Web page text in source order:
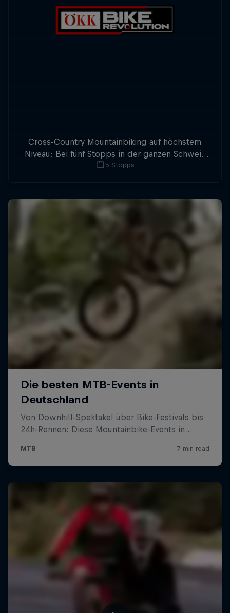
Cross-Country Mountainbiking auf höchstem
Niveau: Bei fünf Stopps in der ganzen Schweiz
kämpft ein internationales Teilnehmerfeld um
5 Stopps